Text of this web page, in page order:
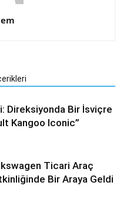
Direksiyonda Bir İsviçre
Kangoo Iconic”
Ticari Araç
Bir Araya Geldi